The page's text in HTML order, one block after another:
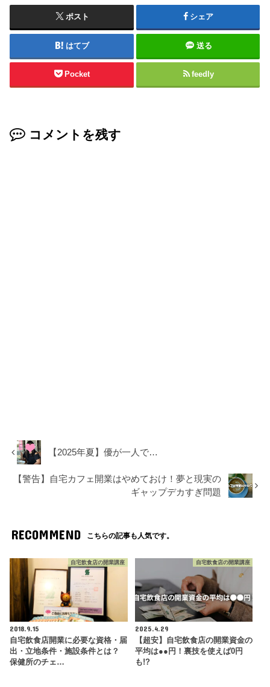
ポスト シェア
はてブ 送る
Pocket feedly
コメントを残す
【2025年夏】優が一人で…
【警告】自宅カフェ開業はやめておけ！夢と現実の
ギャップデカすぎ問題
RECOMMEND こちらの記事も人気です。
自宅飲食店の開業講座
2018.9.15
自宅飲食店開業に必要な資格・届
出・立地条件・施設条件とは？
保健所のチェ…
自宅飲食店の開業講座
2025.4.29
【超安】自宅飲食店の開業資金の
平均は●●円！裏技を使えば0円
も!?